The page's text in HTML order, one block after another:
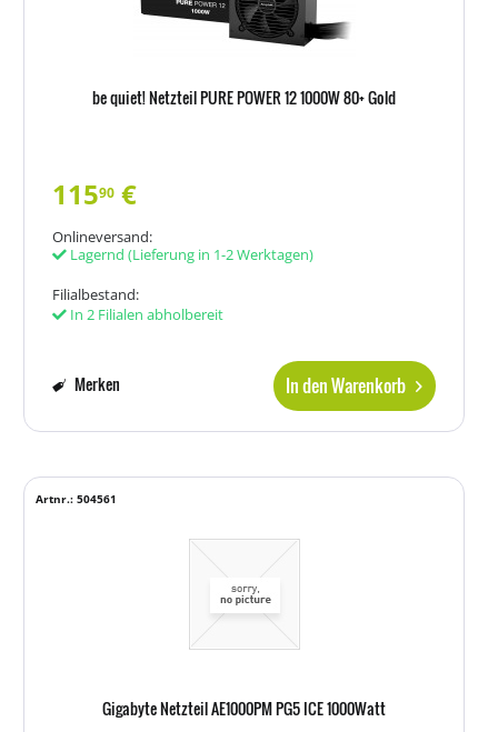
be quiet! Netzteil PURE POWER 12 1000W 80+ Gold
11590 €
Onlineversand:
Lagernd (Lieferung in 1-2 Werktagen)
Filialbestand:
In 2 Filialen abholbereit
In den Warenkorb
Merken
Gigabyte Netzteil AE1000PM PG5 ICE 1000Watt
Artnr.: 504561